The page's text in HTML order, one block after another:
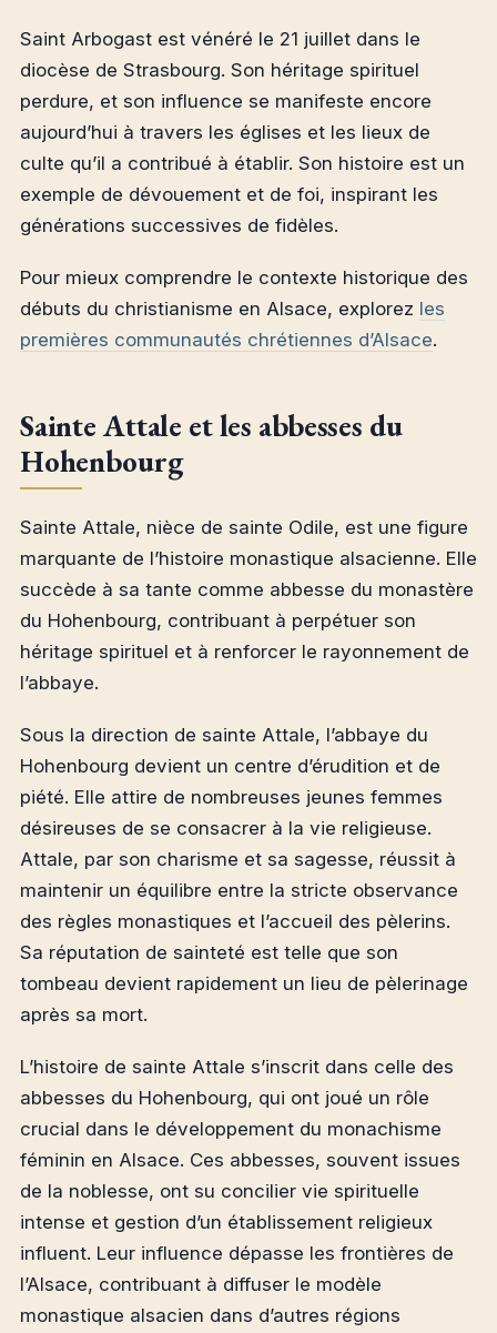
Saint Arbogast est vénéré le 21 juillet dans le
diocèse de Strasbourg. Son héritage spirituel
perdure, et son influence se manifeste encore
aujourd’hui à travers les églises et les lieux de
culte qu’il a contribué à établir. Son histoire est un
exemple de dévouement et de foi, inspirant les
générations successives de fidèles.
Pour mieux comprendre le contexte historique des
débuts du christianisme en Alsace, explorez les
premières communautés chrétiennes d’Alsace.
Sainte Attale et les abbesses du
Hohenbourg
Sainte Attale, nièce de sainte Odile, est une figure
marquante de l’histoire monastique alsacienne. Elle
succède à sa tante comme abbesse du monastère
du Hohenbourg, contribuant à perpétuer son
héritage spirituel et à renforcer le rayonnement de
l’abbaye.
Sous la direction de sainte Attale, l’abbaye du
Hohenbourg devient un centre d’érudition et de
piété. Elle attire de nombreuses jeunes femmes
désireuses de se consacrer à la vie religieuse.
Attale, par son charisme et sa sagesse, réussit à
maintenir un équilibre entre la stricte observance
des règles monastiques et l’accueil des pèlerins.
Sa réputation de sainteté est telle que son
tombeau devient rapidement un lieu de pèlerinage
après sa mort.
L’histoire de sainte Attale s’inscrit dans celle des
abbesses du Hohenbourg, qui ont joué un rôle
crucial dans le développement du monachisme
féminin en Alsace. Ces abbesses, souvent issues
de la noblesse, ont su concilier vie spirituelle
intense et gestion d’un établissement religieux
influent. Leur influence dépasse les frontières de
l’Alsace, contribuant à diffuser le modèle
monastique alsacien dans d’autres régions